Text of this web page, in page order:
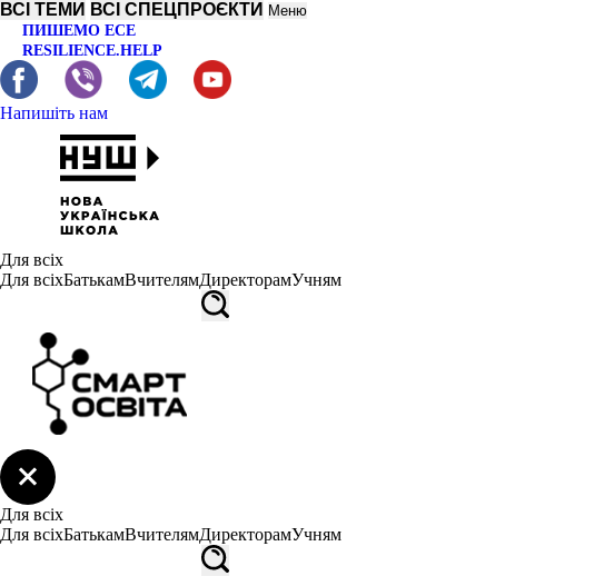
ВСІ ТЕМИ ВСІ СПЕЦПРОЄКТИ Меню
ПИШЕМО ЕСЕ
RESILIENCE.HELP
Напишіть нам
Для всіх
Для всіхБатькамВчителямДиректорамУчням
Для всіх
Для всіхБатькамВчителямДиректорамУчням